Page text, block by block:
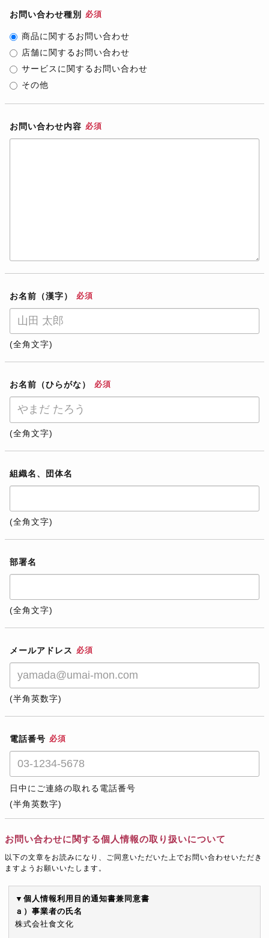
お問い合わせ種別 必須
商品に関するお問い合わせ
店舗に関するお問い合わせ
サービスに関するお問い合わせ
その他
お問い合わせ内容 必須
お名前（漢字） 必須
(全角文字)
お名前（ひらがな） 必須
(全角文字)
組織名、団体名
(全角文字)
部署名
(全角文字)
メールアドレス 必須
(半角英数字)
電話番号 必須
日中にご連絡の取れる電話番号
(半角英数字)
お問い合わせに関する個人情報の取り扱いについて
以下の文章をお読みになり、ご同意いただいた上でお問い合わせいただき
ますようお願いいたします。
▼個人情報利用目的通知書兼同意書
ａ）事業者の氏名
株式会社食文化